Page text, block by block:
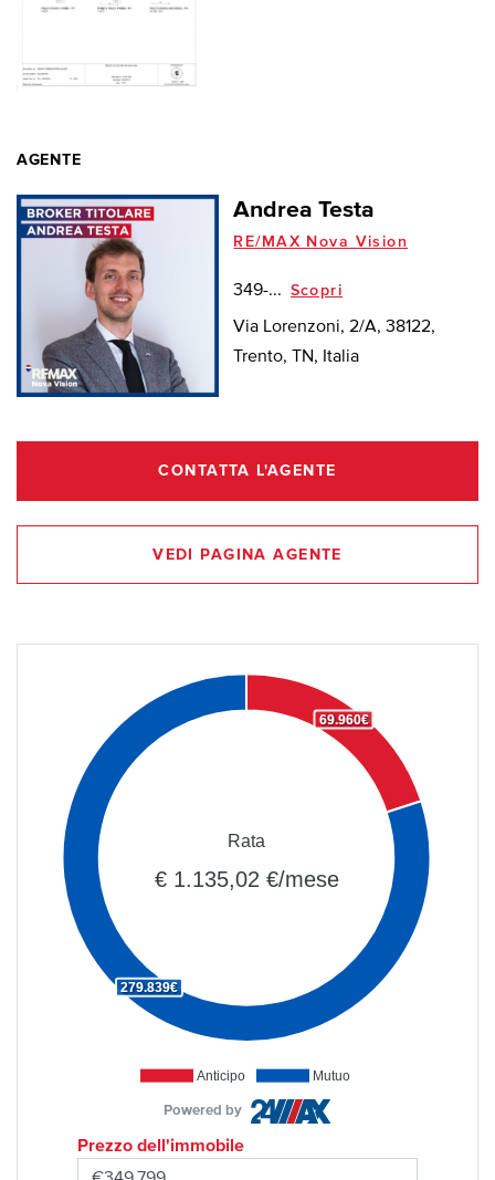
AGENTE
Andrea Testa
RE/MAX Nova Vision
349-... Scopri
Via Lorenzoni, 2/A, 38122,
Trento, TN, Italia
CONTATTA L'AGENTE
VEDI PAGINA AGENTE
Anticipo Mutuo
69.960€
279.839€
Rata
€ 1.135,02 €/mese
Powered by
Prezzo dell'immobile